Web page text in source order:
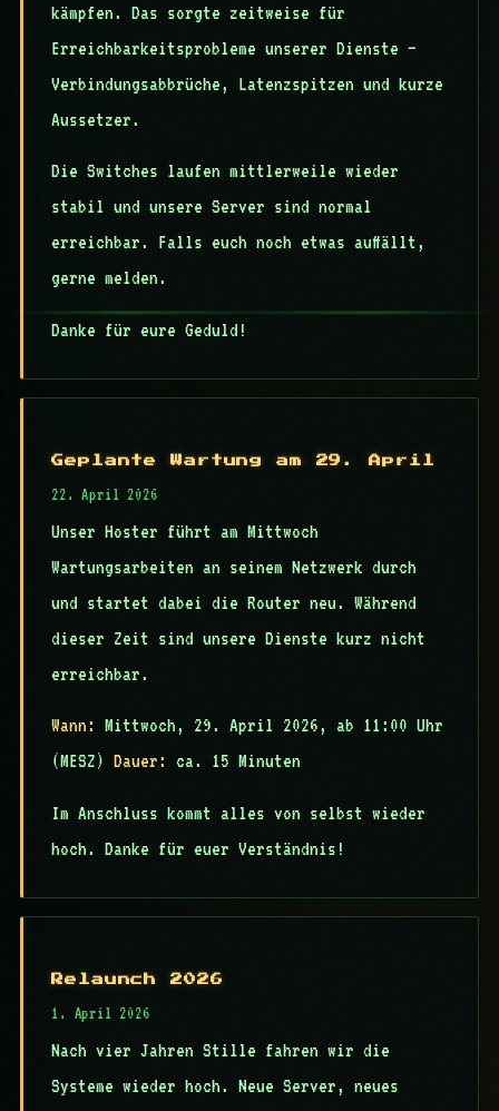
kämpfen. Das sorgte zeitweise für
Erreichbarkeitsprobleme unserer Dienste —
Verbindungsabbrüche, Latenzspitzen und kurze
Aussetzer.
Die Switches laufen mittlerweile wieder
stabil und unsere Server sind normal
erreichbar. Falls euch noch etwas auffällt,
gerne melden.
Danke für eure Geduld!
Geplante Wartung am 29. April
22. April 2026
Unser Hoster führt am Mittwoch
Wartungsarbeiten an seinem Netzwerk durch
und startet dabei die Router neu. Während
dieser Zeit sind unsere Dienste kurz nicht
erreichbar.
Wann: Mittwoch, 29. April 2026, ab 11:00 Uhr
(MESZ)Dauer: ca. 15 Minuten
Im Anschluss kommt alles von selbst wieder
hoch. Danke für euer Verständnis!
Relaunch 2026
1. April 2026
Nach vier Jahren Stille fahren wir die
Systeme wieder hoch. Neue Server, neues